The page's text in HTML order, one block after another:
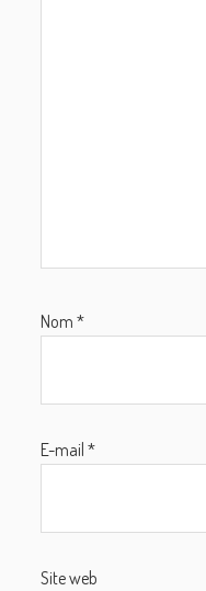
Nom*
E-mail*
Site web